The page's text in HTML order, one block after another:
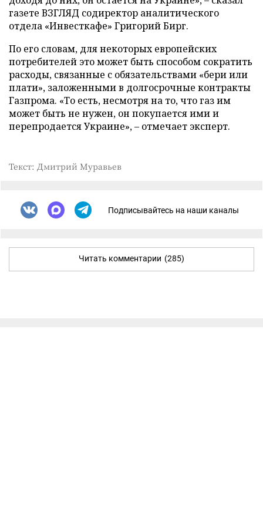
газете ВЗГЛЯД содиректор аналитического
отдела «Инвесткафе» Григорий Бирг.
По его словам, для некоторых европейских
потребителей это может быть способом сократить
расходы, связанные с обязательствами «бери или
плати», заложенными в долгосрочные контракты
Газпрома. «То есть, несмотря на то, что газ им
может быть не нужен, он покупается ими и
перепродается Украине», – отмечает эксперт.
Текст: Дмитрий Муравьев
Подписывайтесь на наши каналы
Читать комментарии (285)